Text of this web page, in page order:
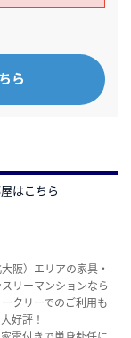
ら
はこちら
阪）エリアの家具・
リーマンションなら
クリーでのご利用も
好評！